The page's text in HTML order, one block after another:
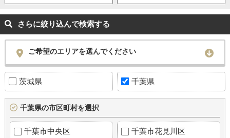
さらに絞り込んで検索する
ご希望のエリアを選んでください
茨城県 千葉県
千葉県の市区町村を選択
千葉市中央区 千葉市花見川区